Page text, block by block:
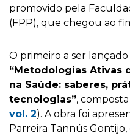
promovido pela
(FPP), que chegou ao
O primeiro a ser
“Metodologias Ativas
na Saúde: saberes,
tecnologias”,
vol. 2). A obra foi
Parreira Tannús